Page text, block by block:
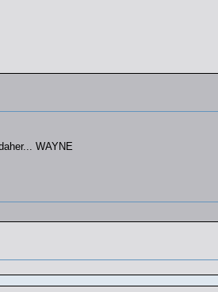
WAYNE